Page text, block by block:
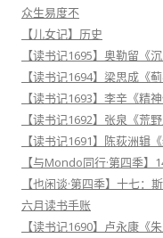
众生易度不
【儿女记】历史
【读书记1695】奥勒留《沉
【读书记1694】梁思成《
【读书记1693】李辛《精
【读书记1692】张泉《荒
【读书记1691】陈荻洲辑
【与Mondo同行·第四季】
【也闲谈·第四季】十七：
六月读书手账
【读书记1690】卢永康《朱